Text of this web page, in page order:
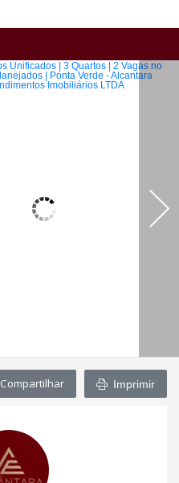
Compartilhar Imprimir